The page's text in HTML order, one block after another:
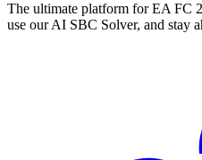
The ultimate platform for EA FC
use our AI SBC Solver, and stay